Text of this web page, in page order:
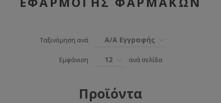
Ταξινόμηση ανά Α/Α Εγγραφής
Εμφάνιση 12 ανά σελίδα
Προϊόντα